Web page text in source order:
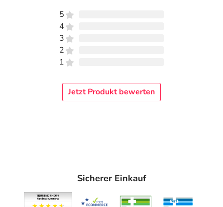
Die Konzentration von Ferritin im Blut ist ein wichtiger
Indikator für die Eisenreserven im Körper. Bei einer
Messung des Ferritinspiegels im Blut kann festgestellt
werden, ob ausreichend Eisen vorhanden ist.
Erfahren Sie mit dem cerascreen® Eisen Test die
Konzentration des Ferritins, der Speicherform des Eisens,
wertvolle Einblicke in Ihren Eisenhaushalt liefert.
Hinweise
5
4
3
2
1
Jetzt Produkt bewerten
Sicherer Einkauf